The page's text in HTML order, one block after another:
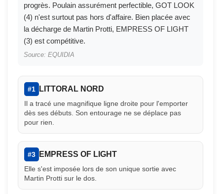
progrès. Poulain assurément perfectible, GOT LOOK
(4) n'est surtout pas hors d'affaire. Bien placée avec
la décharge de Martin Protti, EMPRESS OF LIGHT
(3) est compétitive.
Source: EQUIDIA
#1 LITTORAL NORD
Il a tracé une magnifique ligne droite pour l'emporter
dès ses débuts. Son entourage ne se déplace pas
pour rien.
#3 EMPRESS OF LIGHT
Elle s'est imposée lors de son unique sortie avec
Martin Protti sur le dos.